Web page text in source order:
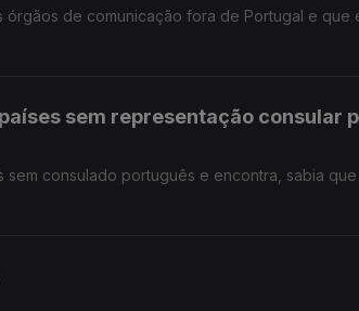
órgãos de comunicação fora de Portugal e que
sem representação consular
sem consulado português e encontra, sabia